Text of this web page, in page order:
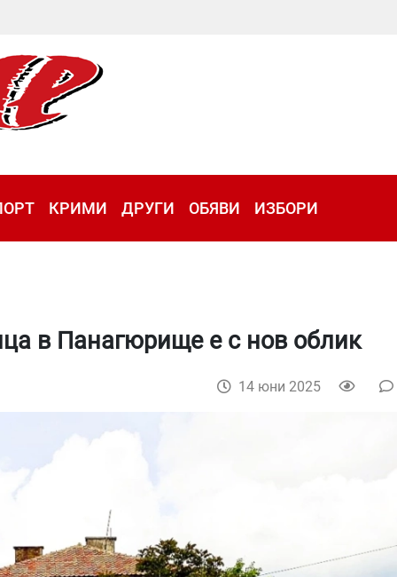
КРИМИ ДРУГИ ОБЯВИ ИЗБОРИ
в Панагюрище е с нов облик
14 юни 2025